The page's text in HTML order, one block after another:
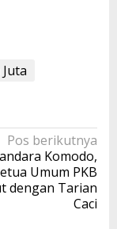
Pos berikutnya
Komodo,
Umum PKB
dengan Tarian
Caci